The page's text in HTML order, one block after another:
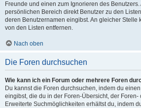
Freunde und einen zum Ignorieren des
persönlichen Bereich direkt Benutzer zu den
deren Benutzernamen eingibst. An gleicher Stelle
von den Listen entfernen.
Nach oben
Die Foren durchsuchen
Wie kann ich ein Forum oder mehrere Foren
Du kannst die Foren durchsuchen, indem du
eingibst, die du in der Foren-Übersicht, der
Erweiterte Suchmöglichkeiten erhältst du, indem